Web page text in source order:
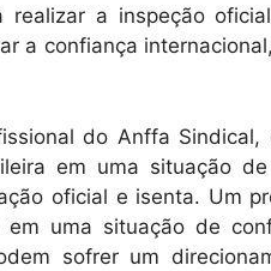
realizar a inspeção
a confiança
do Anffa
em uma situação
oficial e isenta. Um
uma situação de
sofrer um